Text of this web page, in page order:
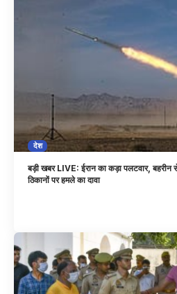
देश
बड़ी खबर LIVE: ईरान का कड़ा पलटवार,
ठिकानों पर हमले का दावा